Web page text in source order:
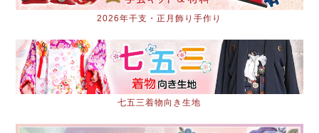
2026年干支・正月飾り手作り
七五三着物向き生地